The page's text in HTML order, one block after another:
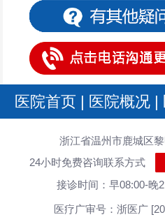
医院首页 | 医院概况 |
浙江省温州市鹿城区
24小时免费咨询联系方式
接诊时间：早08:00-晚
医疗广审号：浙医广